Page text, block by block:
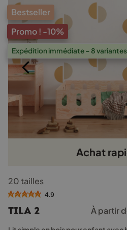
Bestseller
Promo ! -10%
Expédition immédiate – 8 variantes
Achat
produit
a
variations.
Les
20 tailles
4.9
TILA 2 À partir